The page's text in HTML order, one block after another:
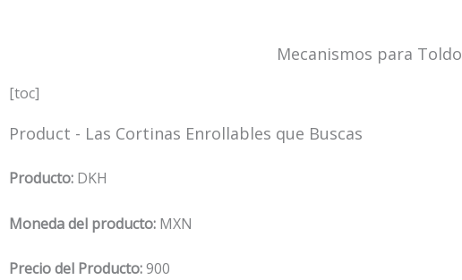
Mecanismos para
[toc]
Product - Las Cortinas Enrollables que Buscas
Producto: DKH
Moneda del producto: MXN
Precio del Producto:900